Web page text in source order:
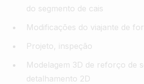
do segmento de cais
Modificações do viajante de
Projeto, inspeção
Modelagem 3D de reforço de
detalhamento 2D